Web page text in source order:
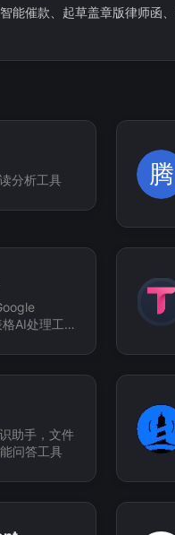
催款、起草盖章版律师函
分析工具 腾
AI处理工
助手，文件
问答工具